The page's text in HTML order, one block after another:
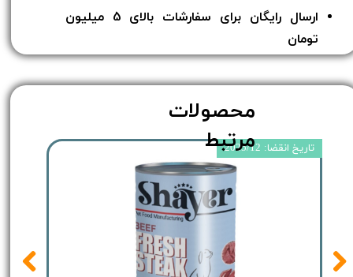
ارسال رایگان برای سفارشات بالای 5 میلیون
تومان​​​​​​​
تاریخ انقضا: 2025/12
محصولات
مرتبط